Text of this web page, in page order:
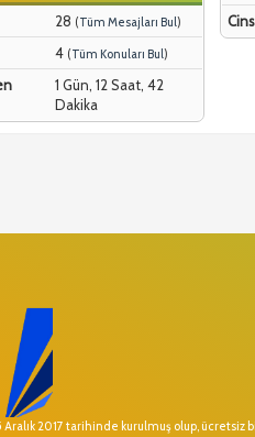
28 (Tüm Mesajları Bul)
4 (Tüm Konuları Bul)
1 Gün, 12 Saat, 42
Dakika
Aralık 2017 tarihinde kurulmuş olup, ücretsiz